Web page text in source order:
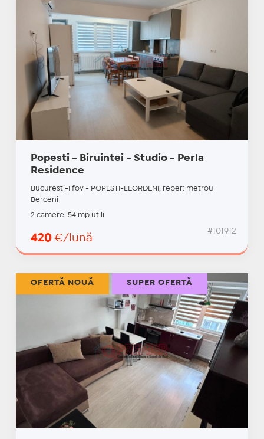
Popesti - Biruintei - Studio - Perla
Residence
Bucuresti-Ilfov - POPESTI-LEORDENI, reper: metrou
Berceni
2 camere, 54 mp utili
420 €/lună
#101912
OFERTĂ NOUĂ SUPER OFERTĂ